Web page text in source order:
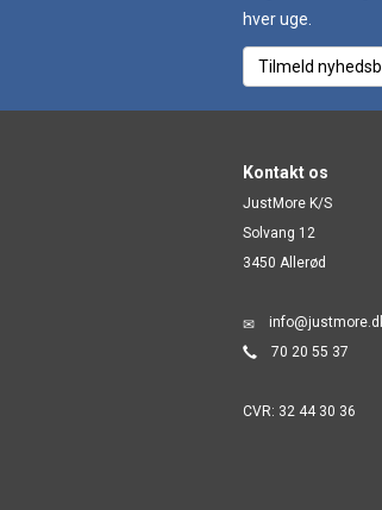
hver uge.
Tilmeld
Kontakt os
JustMore K/S
Solvang 12
3450 Allerød
70 20 55 37
CVR: 32 44 30 36